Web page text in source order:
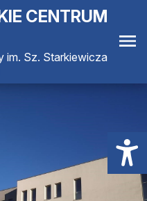
CENTRUM
im. Sz. Starkiewicza